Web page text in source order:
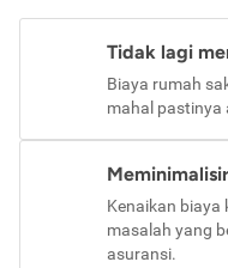
Tidak lagi
Biaya rumah
mahal pastinya
Kenaikan biaya
masalah yang
asuransi.